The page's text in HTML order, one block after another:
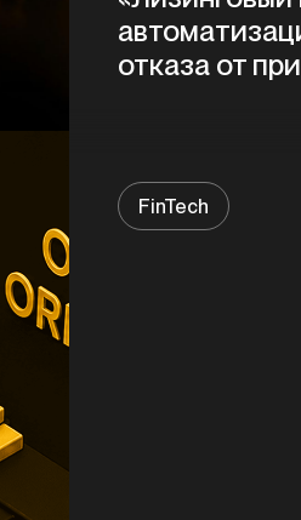
отказа от
FinTech